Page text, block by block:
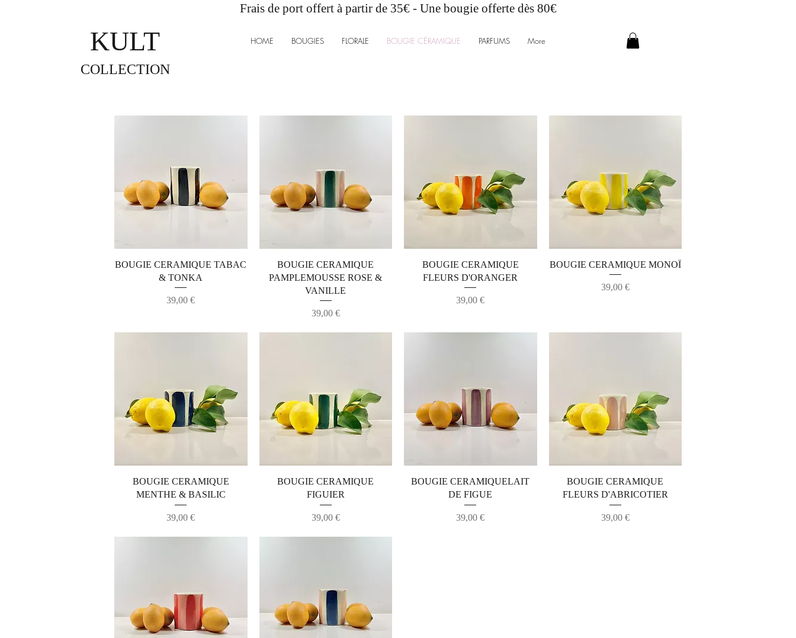
Frais de port offert à partir de 35€ - Une bougie offerte dès 80€
KULT
COLLECTION
HOME BOUGIES FLORALE BOUGIE CÉRAMIQUE PARFUMS More
Aperçu rapide
BOUGIE CERAMIQUE TABAC
& TONKA
Prix
39,00 €
Aperçu rapide
BOUGIE CERAMIQUE
PAMPLEMOUSSE ROSE &
VANILLE
Prix
39,00 €
Aperçu rapide
BOUGIE CERAMIQUE
FLEURS D'ORANGER
Prix
39,00 €
Aperçu rapide
BOUGIE CERAMIQUE MONOÏ
Prix
39,00 €
Aperçu rapide
BOUGIE CERAMIQUE
MENTHE & BASILIC
Prix
39,00 €
Aperçu rapide
BOUGIE CERAMIQUE
FIGUIER
Prix
39,00 €
Aperçu rapide
BOUGIE CERAMIQUELAIT
DE FIGUE
Prix
39,00 €
Aperçu rapide
BOUGIE CERAMIQUE
FLEURS D'ABRICOTIER
Prix
39,00 €